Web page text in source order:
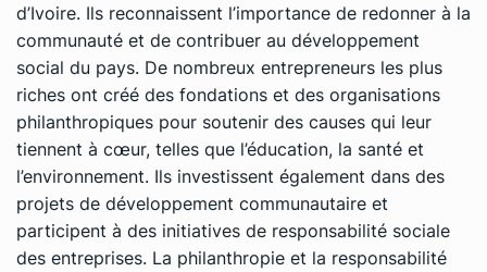
d’Ivoire. Ils reconnaissent l’importance de redonner à la
communauté et de contribuer au développement
social du pays. De nombreux entrepreneurs les plus
riches ont créé des fondations et des organisations
philanthropiques pour soutenir des causes qui leur
tiennent à cœur, telles que l’éducation, la santé et
l’environnement. Ils investissent également dans des
projets de développement communautaire et
participent à des initiatives de responsabilité sociale
des entreprises. La philanthropie et la responsabilité